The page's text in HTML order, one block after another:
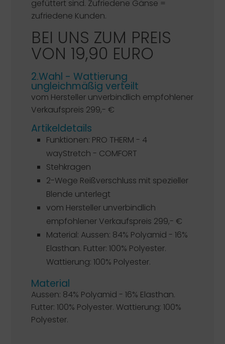
gefüttert sind. Zufriedene Gänse =
zufriedene Kunden.
BEI UNS ZUM PREIS
VON 19,90 EURO
2.Wahl - Wattierung
ungleichmäßig verteilt
vom Hersteller unverbindlich empfohlener
Verkaufspreis 299,- €
Artikeldetails
Funktionen: PRO THERM - 4
wayStretch - COMFORT
Stehkragen
2-Wege Reißverschluss mit spezieller
Blende unterlegt
vom Hersteller unverbindlich
empfohlener Verkaufspreis 299,- €
Material: Aussen: 84% Polyamid - 16%
Elasthan. Futter: 100% Polyester.
Wattierung: 100% Polyester.
Material
Aussen: 84% Polyamid - 16% Elasthan.
Futter: 100% Polyester. Wattierung: 100%
Polyester.